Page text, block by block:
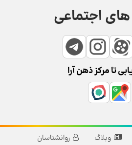
اجتماعی
تا مرکز ذهن آرا
وبلاگ روانشناسان